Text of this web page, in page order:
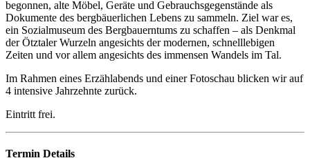
begonnen, alte Möbel, Geräte und Gebrauchsgegenstände als
Dokumente des bergbäuerlichen Lebens zu sammeln. Ziel war es,
ein Sozialmuseum des Bergbauerntums zu schaffen – als Denkmal
der Ötztaler Wurzeln angesichts der modernen, schnelllebigen
Zeiten und vor allem angesichts des immensen Wandels im Tal.
Im Rahmen eines Erzählabends und einer Fotoschau blicken wir auf
4 intensive Jahrzehnte zurück.
Eintritt frei.
Termin Details